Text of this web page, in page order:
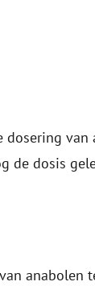
van
de dosis
anabolen